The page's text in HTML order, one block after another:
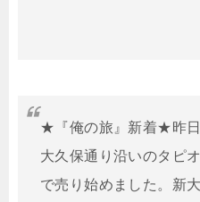
★『俺の旅』新着★昨日
大久保通り沿いのタピ
で売り始めました。新